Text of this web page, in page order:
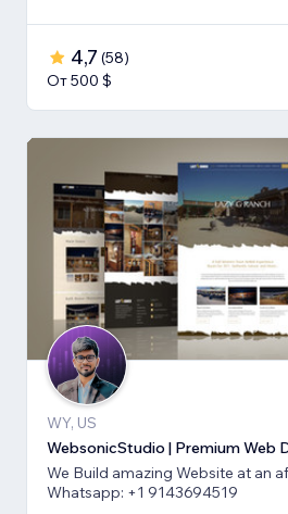
4,7 (58)
От 500 $
WY, US
WebsonicStudio | Premium Web
We Build amazing Website at an
Whatsapp: +1 9143694519